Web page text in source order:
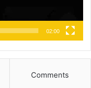
02:00
Comments